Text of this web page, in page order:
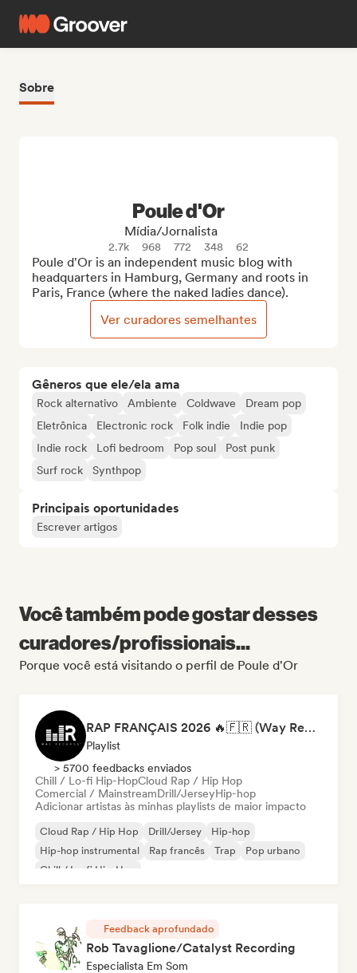
Sobre
Gêneros que ele/ela ama
Rock alternativo Ambiente Coldwave
Dream pop
Eletrônica
Electronic rock Folk indie
Indie pop
Indie rock
Lofi bedroom Pop soul
Post punk
Surf rock
Synthpop
Principais oportunidades
Escrever artigos
Poule d'Or
Mídia/Jornalista
2.7k 968 772 348 62
Poule d'Or is an independent music blog with
headquarters in Hamburg, Germany and roots in
Paris, France (where the naked ladies dance).
Ver curadores semelhantes
Você também pode gostar desses
curadores/profissionais...
Porque você está visitando o perfil de Poule d'Or
RAP FRANÇAIS 2026 🔥🇫🇷 (Way Records)
Playlist
> 5700 feedbacks enviados
Chill / Lo-fi Hip-HopCloud Rap / Hip Hop
Comercial / MainstreamDrill/JerseyHip-hop
Adicionar artistas às minhas playlists de maior impacto
Cloud Rap / Hip Hop Drill/Jersey
Hip-hop
Hip-hop instrumental
Rap francês Trap
Pop urbano
Chill / Lo-fi Hip-Hop
Feedback aprofundado
Rob Tavaglione/Catalyst Recording
Especialista Em Som